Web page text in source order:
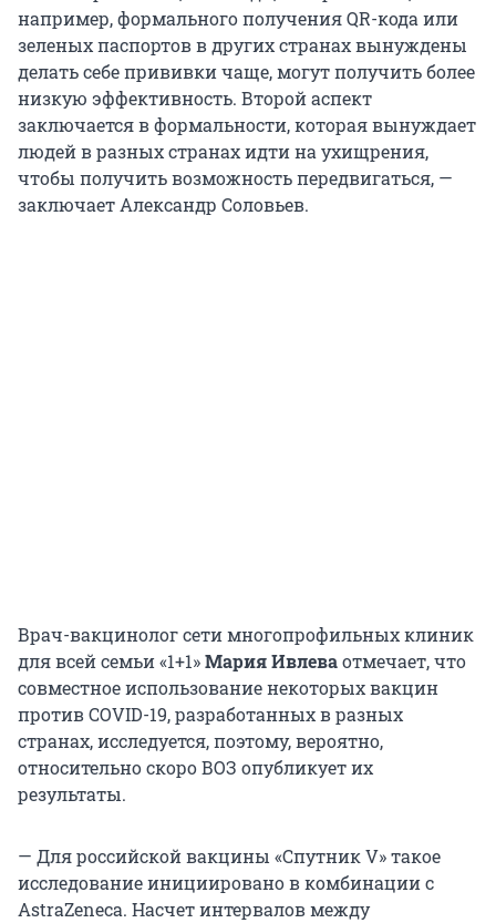
например, формального получения QR-кода или
зеленых паспортов в других странах вынуждены
делать себе прививки чаще, могут получить более
низкую эффективность. Второй аспект
заключается в формальности, которая вынуждает
людей в разных странах идти на ухищрения,
чтобы получить возможность передвигаться, —
заключает Александр Соловьев.
Врач-вакцинолог сети многопрофильных клиник
для всей семьи «1+1»Мария Ивлеваотмечает, что
совместное использование некоторых вакцин
против COVID-19, разработанных в разных
странах, исследуется, поэтому, вероятно,
относительно скоро ВОЗ опубликует их
результаты.
— Для российской вакцины «Спутник V» такое
исследование инициировано в комбинации с
AstraZeneca. Насчет интервалов между